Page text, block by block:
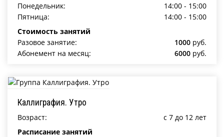
Понедельник:
14:00 - 15:00
Пятница:
14:00 - 15:00
Стоимость занятий
Разовое занятие:
1000 руб.
Абонемент на месяц:
6000 руб.
Каллиграфия. Утро
Возраст:
c 7 до 12 лет
Расписание занятий